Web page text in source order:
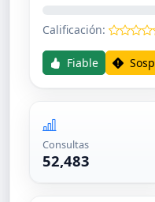
Calificación:
Fiable
Consultas
52,483